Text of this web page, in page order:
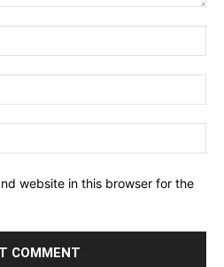
website in this browser for the